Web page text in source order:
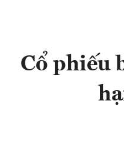
Cổ phiếu